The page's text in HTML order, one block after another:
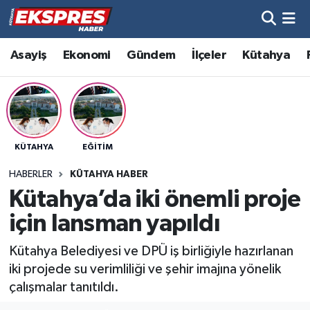
Asayiş Ekonomi Gündem İlçeler Kütahya
KÜTAHYA EĞITIM
HABERLER KÜTAHYA HABER
Kütahya’da iki önemli proje
için lansman yapıldı
Kütahya Belediyesi ve DPÜ iş birliğiyle hazırlanan
iki projede su verimliliği ve şehir imajına yönelik
çalışmalar tanıtıldı.
Altıntaş
Asayiş
Aslanapa
Bölge
Çavdarhisar
Domaniç
Hava Durumu
Trafik Durumu
Süper Lig Puan Durumu ve Fikstür
Son Dakika Haberleri
Haber Arşivi